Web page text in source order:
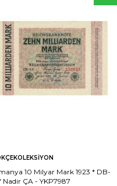
10 Milyar Mark 1923 * DB-
Nadir ÇA - YKP7987